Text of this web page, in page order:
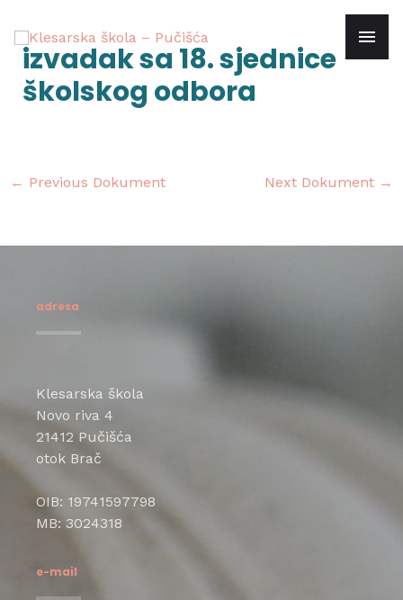
contentizvadak sa 18. sjednice
školskog odbora
Post
navigation
← Previous Dokument Next Dokument →
adresa
Klesarska škola
Novo riva 4
21412 Pučišća
otok Brač
OIB: 19741597798
MB: 3024318
e-mail